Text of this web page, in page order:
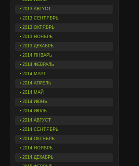
2013 АВГУСТ
2013 СЕНТЯБРЬ
2013 ОКТЯБРЬ
2013 НОЯБРЬ
2013 ДЕКАБРЬ
2014 ЯНВАРЬ
2014 ФЕВРАЛЬ
2014 МАРТ
2014 АПРЕЛЬ
2014 МАЙ
2014 ИЮНЬ
2014 ИЮЛЬ
2014 АВГУСТ
2014 СЕНТЯБРЬ
2014 ОКТЯБРЬ
2014 НОЯБРЬ
2014 ДЕКАБРЬ